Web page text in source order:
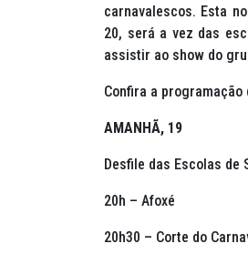
carnavalescos. Esta
20, será a vez das
assistir ao show do
Confira a programação
AMANHÃ, 19
Desfile das Escolas de
20h – Afoxé
20h30 – Corte do